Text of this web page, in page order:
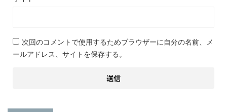
次回のコメントで使用するためブラウザーに自分の名前、メ
ールアドレス、サイトを保存する。